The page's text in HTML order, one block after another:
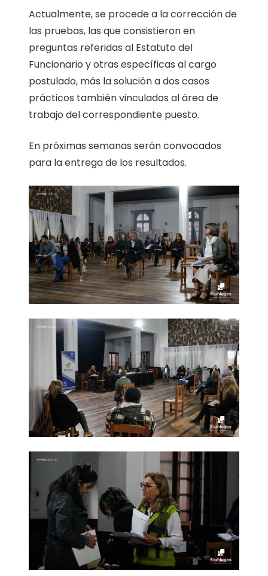
Actualmente, se procede a la corrección de
las pruebas, las que consistieron en
preguntas referidas al Estatuto del
Funcionario y otras específicas al cargo
postulado, más la solución a dos casos
prácticos también vinculados al área de
trabajo del correspondiente puesto.
En próximas semanas serán convocados
para la entrega de los resultados.